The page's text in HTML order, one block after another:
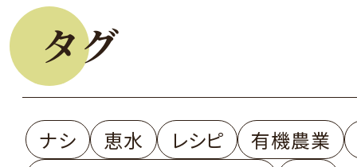
タグ
ナシ 恵水 レシピ
有機農業